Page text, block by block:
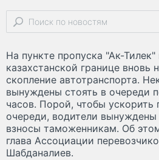
На пункте пропуска "Ак-
казахстанской границе вновь
скопление автотранспорта.
вынуждены стоять в очереди
часов. Порой, чтобы ускорить
очереди, водители вынуждены
взносы таможенникам. Об
глава Ассоциации
Шабданалиев.